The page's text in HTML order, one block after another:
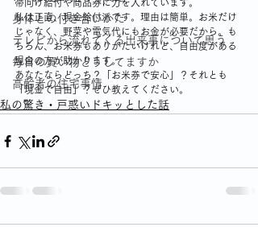
身体との付き合いかた
テレビから流れてくる出来事について思う
毎日の買い物どうしてますか
高齢者の住宅事情
帯向け給付や商品券に力を入れています。
私は正直、現金給付派です。理由は簡単。お米だけ
じゃなく、野菜や電気代にもお金が必要だから。も
ちろん、お米券もありがたいけれど、自由度がある
現金の方が助かります。
あなたならどっち？「お米券で安心」？それとも
「現金で自由」？ぜひ教えてください。
私の驚き・戸惑いドキッとした話